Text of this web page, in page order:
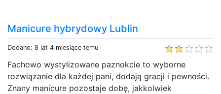
Manicure hybrydowy Lublin
Dodano: 8 lat 4 miesiące temu
Fachowo wystylizowane paznokcie to wyborne
rozwiązanie dla każdej pani, dodają gracji i pewności.
Znany manicure pozostaje dobę, jakkolwiek